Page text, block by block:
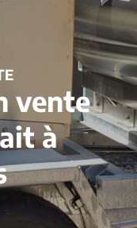
vente
à